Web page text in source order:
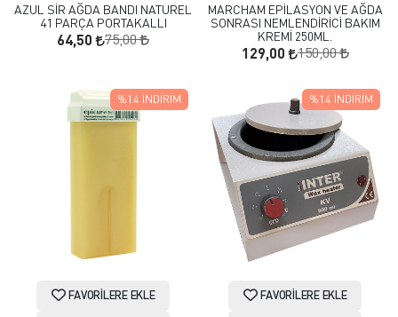
AZUL SİR AĞDA BANDI NATUREL
41 PARÇA PORTAKALLI
64,50 75,00
MARCHAM EPİLASYON VE AĞDA
SONRASI NEMLENDİRİCİ BAKIM
KREMİ 250ML.
129,00 150,00
FAVORILERE EKLE
%14 İNDIRIM
FAVORILERE EKLE
%14 İNDIRIM